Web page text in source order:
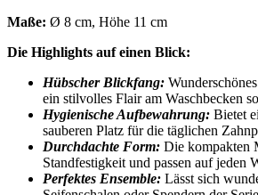
Maße: Ø 8 cm, Höhe 11 cm
Die Highlights auf einen Blick:
Hübscher Blickfang:
ein stilvolles Flair am Waschbecken
Hygienische Aufbewahrung: Bietet
sauberen Platz für die täglichen
Durchdachte Form: Die kompakten
Standfestigkeit und passen auf jeden
Perfektes Ensemble: Lässt sich